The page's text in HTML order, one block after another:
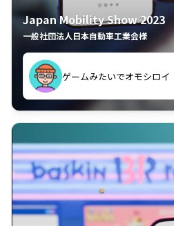
Japan Mobility Show 2023
一般社団法人日本自動車工業会様
ゲームみたいでオモシロイ
久々のモーターショーがア